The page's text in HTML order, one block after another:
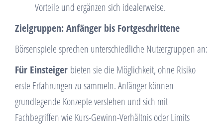
Vorteile und ergänzen sich idealerweise.
Zielgruppen: Anfänger bis Fortgeschrittene
Börsenspiele sprechen unterschiedliche Nutzergruppen an:
Für Einsteiger bieten sie die Möglichkeit, ohne Risiko
erste Erfahrungen zu sammeln. Anfänger können
grundlegende Konzepte verstehen und sich mit
Fachbegriffen wie Kurs-Gewinn-Verhältnis oder Limits